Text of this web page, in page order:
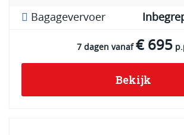
Bagagevervoer
7 dagen vanaf € 695
Bekijk